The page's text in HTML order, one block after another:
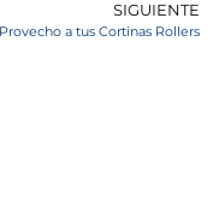
SIGUIENTE
a tus Cortinas Rollers